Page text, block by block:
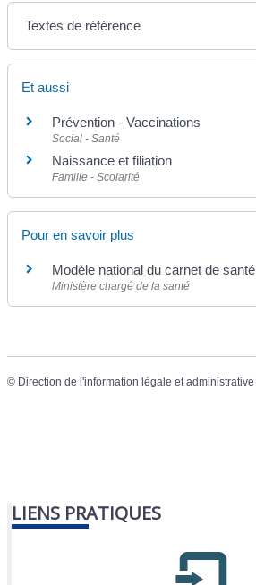
Textes de référence
Et aussi
Prévention - Vaccinations
Social - Santé
Naissance et filiation
Famille - Scolarité
Pour en savoir plus
Modèle national du carnet de santé
Ministère chargé de la santé
© Direction de l'information légale et administrative
LIENS PRATIQUES